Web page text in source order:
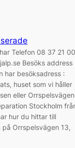
Telefon 08 37 21 00
Besöks address
har besöksadress :
huset som vi håller
eller Orrspelsvägen
Stockholm
hur du hittar till
Orrspelsvägen 13,